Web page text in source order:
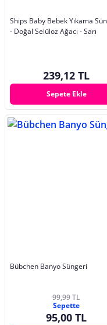
Ships Baby Bebek Yıkama
- Doğal Selüloz Ağacı - Sarı
239,12 TL
Sepete Ekle
Bübchen Banyo Süngeri
99,99 TL
Sepette
95,00 TL